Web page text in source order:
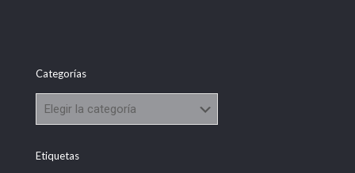
Categorías
Etiquetas